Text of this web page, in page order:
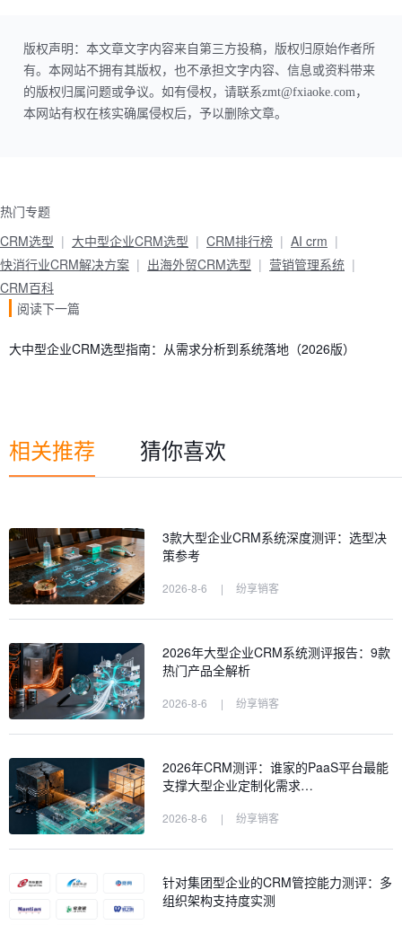
版权声明：本文章文字内容来自第三方投稿，版权归原始作者所
有。本网站不拥有其版权，也不承担文字内容、信息或资料带来
的版权归属问题或争议。如有侵权，请联系zmt@fxiaoke.com，
本网站有权在核实确属侵权后，予以删除文章。
热门专题
CRM选型
大中型企业CRM选型 CRM排行榜
AI crm
快消行业CRM解决方案
出海外贸CRM选型
营销管理系统
CRM百科
阅读下一篇
大中型企业CRM选型指南：从需求分析到系统落地（2026版）
相关推荐 猜你喜欢
3款大型企业CRM系统深度测评：选型决
策参考
2026-8-6 | 纷享销客
2026年大型企业CRM系统测评报告：9款
热门产品全解析
2026-8-6 | 纷享销客
2026年CRM测评：谁家的PaaS平台最能
支撑大型企业定制化需求…
2026-8-6 | 纷享销客
针对集团型企业的CRM管控能力测评：多
组织架构支持度实测